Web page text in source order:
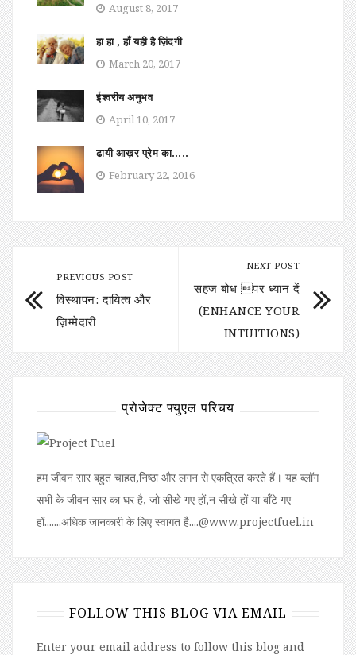
August 8, 2017
हा हा , हाँ यही है ज़िंदगी
March 20, 2017
ईश्वरीय अनुभव
April 10, 2017
ढायी आख़र प्रेम का…..
February 22, 2016
PREVIOUS POST
विस्थापन: दायित्व और
ज़िम्मेदारी
NEXT POST
सहज बोध पर ध्यान दें
(ENHANCE YOUR
INTUITIONS)
प्रोजेक्ट फ्युएल परिचय
हम जीवन सार बहुत चाहत,निष्ठा और लगन से एकत्रित करते हैं। यह ब्लॉग
सभी के जीवन सार का घर है, जो सीखे गए हों,न सीखे हों या बॉंटे गए
हों.......अधिक जानकारी के लिए स्वागत है....@www.projectfuel.in
FOLLOW THIS BLOG VIA EMAIL
Enter your email address to follow this blog and